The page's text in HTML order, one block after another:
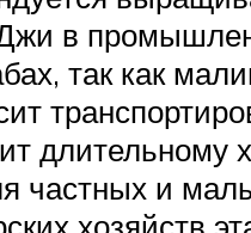
в
так как
длительному
частных и